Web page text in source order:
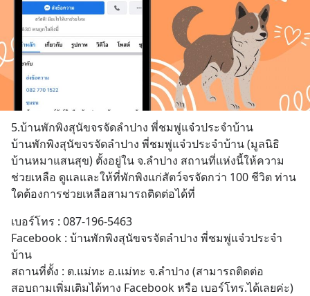
5.บ้านพักพิงสุนัขจรจัดลำปาง พี่ชมพู่แจ๋วประจำบ้าน
บ้านพักพิงสุนัขจรจัดลำปาง พี่ชมพู่แจ๋วประจำบ้าน (มูลนิธิ
บ้านหมาแสนสุข) ตั้งอยู่ใน จ.ลำปาง สถานที่แห่งนี้ให้ความ
ช่วยเหลือ ดูแลและให้ที่พักพิงแก่สัตว์จรจัดกว่า 100 ชีวิต ท่าน
ใดต้องการช่วยเหลือสามารถติดต่อได้ที่
เบอร์โทร : 087-196-5463
Facebook : บ้านพักพิงสุนัขจรจัดลำปาง พี่ชมพู่แจ๋วประจำ
บ้าน
สถานที่ตั้ง : ต.แม่ทะ อ.แม่ทะ จ.ลำปาง (สามารถติดต่อ
สอบถามเพิ่มเติมได้ทาง Facebook หรือ เบอร์โทร.ได้เลยค่ะ)